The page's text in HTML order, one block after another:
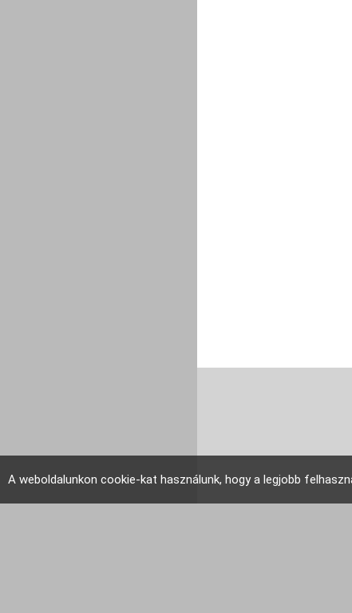
A weboldalunkon cookie-kat használunk, hogy a legjobb